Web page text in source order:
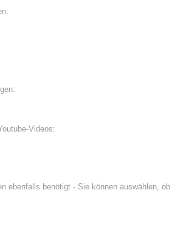
Videos:
ebenfalls benötigt - Sie können auswählen, ob